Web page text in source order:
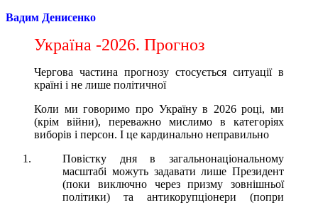
Вадим Денисенко
Україна -2026. Прогноз
Чергова частина прогнозу стосується ситуації в
країні і не лише політичної
Коли ми говоримо про Україну в 2026 році, ми
(крім війни), переважно мислимо в категоріях
виборів і персон. І це кардинально неправильно
Повістку дня в загальнонаціональному
масштабі можуть задавати лише Президент
(поки виключно через призму зовнішньої
політики) та антикорупціонери (попри